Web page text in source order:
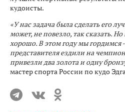
кудоисты.
«У нас задача была сделать его
может, не повезло, так сказать.
хорошо. В этом году мы гордимся
представителя ездили на
привезли два золота и одну
мастер спорта России по кудо